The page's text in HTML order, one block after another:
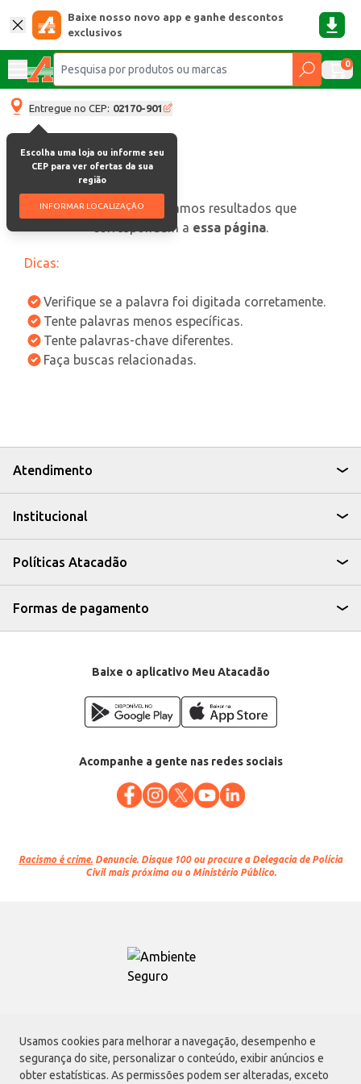
Usamos cookies para melhorar a navegação, desempenho e
segurança do site, personalizar o conteúdo, exibir anúncios e
obter estatísticas. As permissões podem ser alteradas, exceto
Baixe nosso novo app e ganhe descontos
exclusivos
0
Entregue no CEP: 02170-901
Escolha uma loja ou informe seu
CEP para ver ofertas da sua
região
INFORMAR LOCALIZAÇÃO
oops, não encontramos resultados que
correspondam a essa página.
Dicas:
Verifique se a palavra foi digitada corretamente.
Tente palavras menos específicas.
Tente palavras-chave diferentes.
Faça buscas relacionadas.
Atendimento
Institucional
Políticas Atacadão
Formas de pagamento
Baixe o aplicativo Meu Atacadão
Acompanhe a gente nas redes sociais
Racismo é crime. Denuncie. Disque 100 ou procure a Delegacia de Polícia
Civil mais próxima ou o Ministério Público.
Atacadão S.A.
Avenida Morvan Dias de Figueiredo, 6169, Vila Maria, São Paulo - SP | CEP
02170-901 | CNPJ: 75.315.333/0001-09